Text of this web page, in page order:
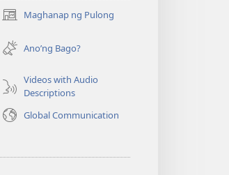
Maghanap ng Pulong
(may
na
window)
Ano’ng Bago?
Videos with Audio
Descriptions
Global Communication